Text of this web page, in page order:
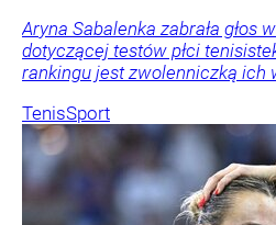
Aryna Sabalenka zabrała głos
dotyczącej testów płci
rankingu jest zwolenniczką ich
TenisSport